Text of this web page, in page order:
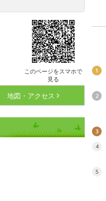
このページをスマホで
見る
地図・アクセス
1
2
3
4
5